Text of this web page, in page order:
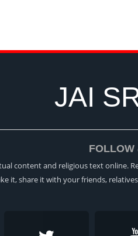
JAI
FOLLOW
content and religious text online.
it, share it with your friends,